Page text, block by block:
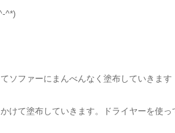
^*)
ソファーにまんべんなく塗布していきます
けて塗布していきます。ドライヤーを使っ